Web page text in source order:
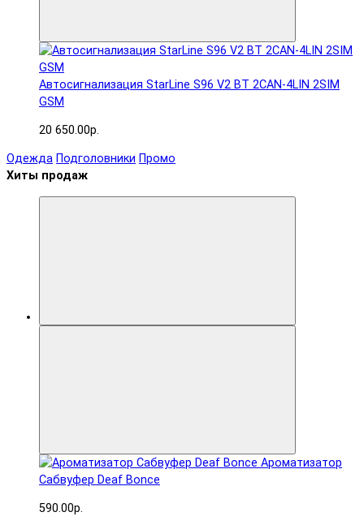
Автосигнализация StarLine S96 V2 BT 2CAN-4LIN 2SIM
GSM
20 650.00р.
Одежда Подголовники Промо
Хиты продаж
Ароматизатор
Сабвуфер Deaf Bonce
590.00р.